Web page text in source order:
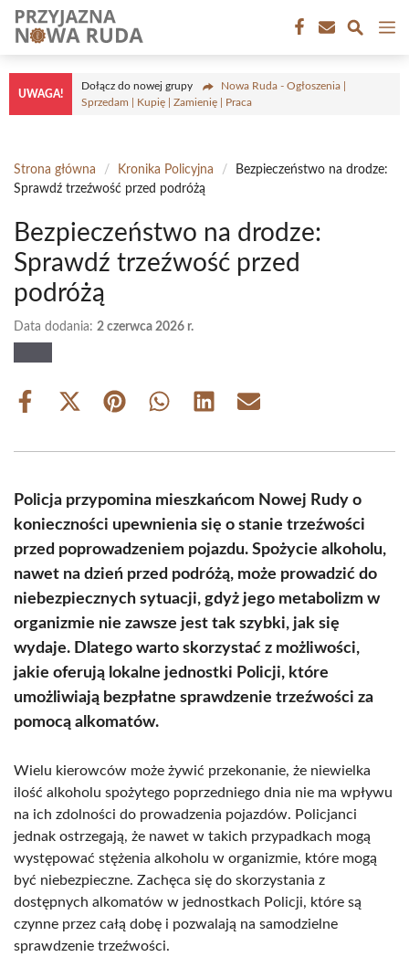
Przejdź
treści
UWAGA!
Dołącz do nowej grupy
Nowa Ruda - Ogłoszenia |
Sprzedam | Kupię | Zamienię | Praca
Strona główna / Kronika Policyjna /
Bezpieczeństwo na drodze:
Sprawdź trzeźwość przed podróżą
Bezpieczeństwo na drodze:
Sprawdź trzeźwość przed
podróżą
Data dodania: 2 czerwca 2026 r.
Share
Share
(Twitter)
Share Share Share Share
Policja przypomina mieszkańcom Nowej Rudy o
konieczności upewnienia się o stanie trzeźwości
przed poprowadzeniem pojazdu. Spożycie alkoholu,
nawet na dzień przed podróżą, może prowadzić do
niebezpiecznych sytuacji, gdyż jego metabolizm w
organizmie nie zawsze jest tak szybki, jak się
wydaje. Dlatego warto skorzystać z możliwości,
jakie oferują lokalne jednostki Policji, które
umożliwiają bezpłatne sprawdzenie trzeźwości za
pomocą alkomatów.
Wielu kierowców może żywić przekonanie, że niewielka
ilość alkoholu spożytego poprzedniego dnia nie ma wpływu
na ich zdolności do prowadzenia pojazdów. Policjanci
jednak ostrzegają, że nawet w takich przypadkach mogą
występować stężenia alkoholu w organizmie, które mogą
być niebezpieczne. Zachęca się do skorzystania z
dostępnych alkomatów w jednostkach Policji, które są
czynne przez całą dobę i pozwalają na samodzielne
sprawdzenie trzeźwości.